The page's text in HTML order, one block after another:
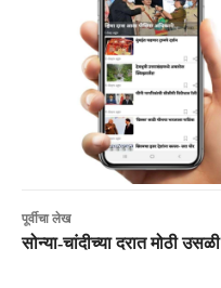
पूर्वीचा लेख
सोन्या-चांदीच्या दरात मोठी उसळी